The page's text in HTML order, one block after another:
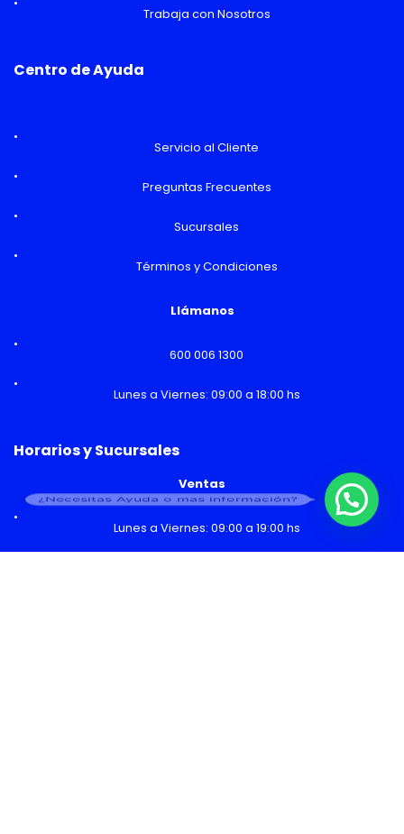
Trabaja con Nosotros
Centro de Ayuda
Servicio al Cliente
Preguntas Frecuentes
Sucursales
Términos y Condiciones
Llámanos
600 006 1300
Lunes a Viernes: 09:00 a 18:00 hs
Horarios y Sucursales
Ventas
Lunes a Viernes: 09:00 a 19:00 hs
¿Necesitas Ayuda o mas información?